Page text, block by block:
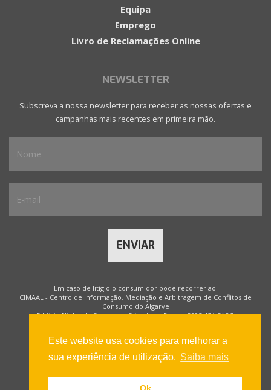
Este website usa cookies para melhorar a
sua experiência de utilização. Saiba mais
Equipa
Emprego
Livro de Reclamações Online
NEWSLETTER
Subscreva a nossa newsletter para receber as nossas ofertas e
campanhas mais recentes em primeira mão.
ENVIAR
Em caso de litígio o consumidor pode recorrer ao:
CIMAAL - Centro de Informação, Mediação e Arbitragem de Conflitos de
Consumo do Algarve
Edifício Ninho de Empresas, Estrada da Penha, 8005-131 FARO
Email:apoio@consumidoronline.pt
Web:
www.consumidoronline.pt
Mais informações em Portal do Consumidorwww.consumidor.pt